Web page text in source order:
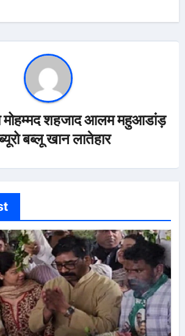
मोहम्मद शहजाद आलम महुआडांड़
बब्लू खान लातेहार